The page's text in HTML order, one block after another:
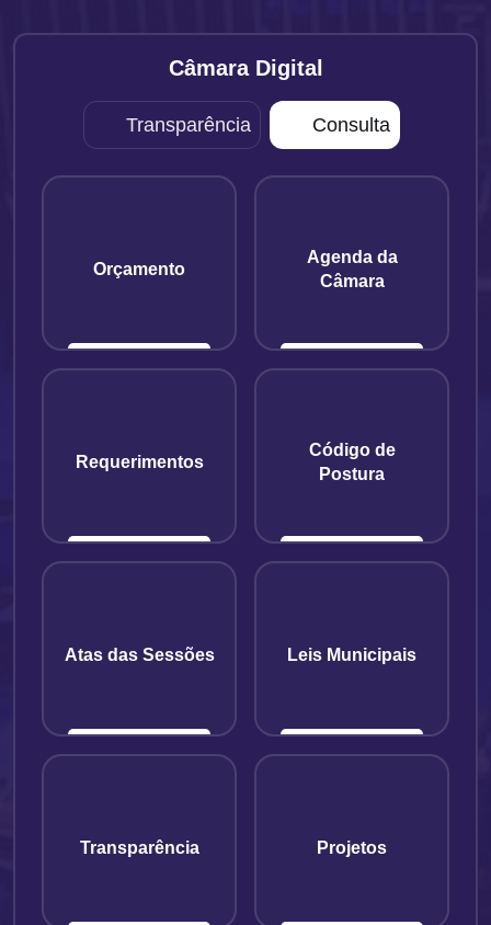
Câmara Digital
Transparência Consulta
Orçamento
Agenda da
Câmara
Requerimentos
Código de
Postura
Atas das Sessões Leis Municipais
Transparência Projetos